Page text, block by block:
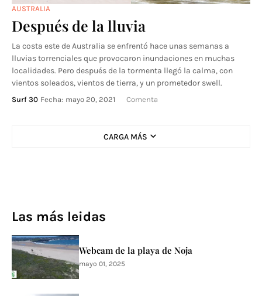
AUSTRALIA
Después de la lluvia
La costa este de Australia se enfrentó hace unas semanas a
lluvias torrenciales que provocaron inundaciones en muchas
localidades. Pero después de la tormenta llegó la calma, con
vientos soleados, vientos de tierra, y un prometedor swell.
Surf 30 Fecha: mayo 20, 2021 Comenta
CARGA MÁS
Las más leidas
Webcam de la playa de Noja
mayo 01, 2025